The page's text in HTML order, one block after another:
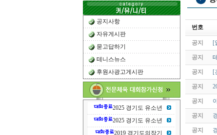
공지사항
자유게시판
묻고답하기
테니스뉴스
후원사광고게시판
2025 경기도 유소년
2025 경기도 유소년
2019 경기도의장기
번호
공지 [
공지
공지 [
공지
공지
공지
공지